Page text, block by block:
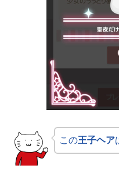
この王子ヘア